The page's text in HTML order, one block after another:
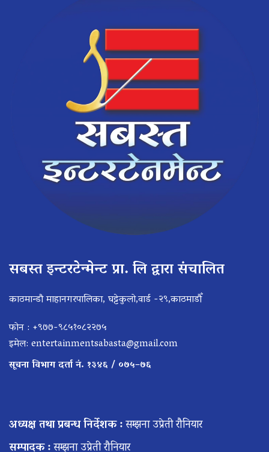
सबस्त इन्टरटेन्मेन्ट प्रा. लि द्वारा संचालित
काठमान्डौ माहानगरपालिका, घट्टेकुलो,वार्ड -२९,काठमाडौँ
फोन : +९७७-९८५१०८२२७५
इमेल: entertainmentsabasta@gmail.com
सूचना विभाग दर्ता नं. १३४६ / ०७५–७६
अध्यक्ष तथा प्रबन्ध निर्देशक :सम्झना उप्रेती रौनियार